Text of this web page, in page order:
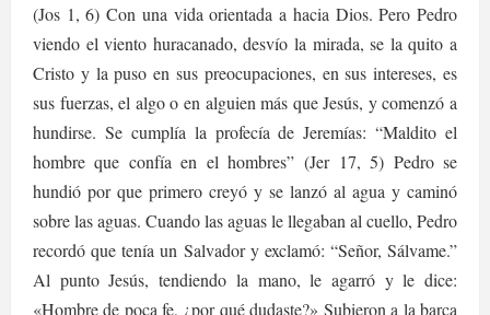
(Jos 1, 6) Con una vida orientada a hacia Dios. Pero Pedro
viendo el viento huracanado, desvío la mirada, se la quito a
Cristo y la puso en sus preocupaciones, en sus intereses, es
sus fuerzas, el algo o en alguien más que Jesús, y comenzó a
hundirse. Se cumplía la profecía de Jeremías: “Maldito el
hombre que confía en el hombres” (Jer 17, 5) Pedro se
hundió por que primero creyó y se lanzó al agua y caminó
sobre las aguas. Cuando las aguas le llegaban al cuello, Pedro
recordó que tenía un Salvador y exclamó: “Señor, Sálvame.”
Al punto Jesús, tendiendo la mano, le agarró y le dice:
«Hombre de poca fe, ¿por qué dudaste?» Subieron a la barca